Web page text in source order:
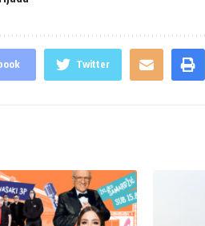
Twitter